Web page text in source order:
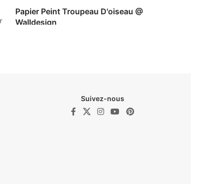
Papier Peint Troupeau D'oiseau @
Walldesign
Suivez-nous